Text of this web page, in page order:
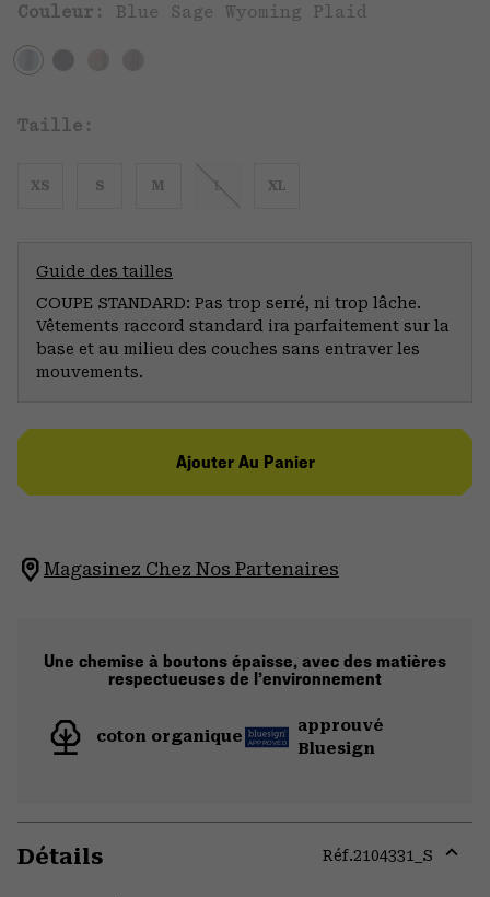
Couleur: Blue Sage Wyoming Plaid
Taille:
XS S M L XL
Guide des tailles
COUPE STANDARD: Pas trop serré, ni trop lâche.
Vêtements raccord standard ira parfaitement sur la
base et au milieu des couches sans entraver les
mouvements.
Ajouter Au Panier
Magasinez Chez Nos Partenaires
Une chemise à boutons épaisse, avec des matières
respectueuses de l’environnement
coton organique
approuvé
Bluesign
Détails Réf.2104331_S